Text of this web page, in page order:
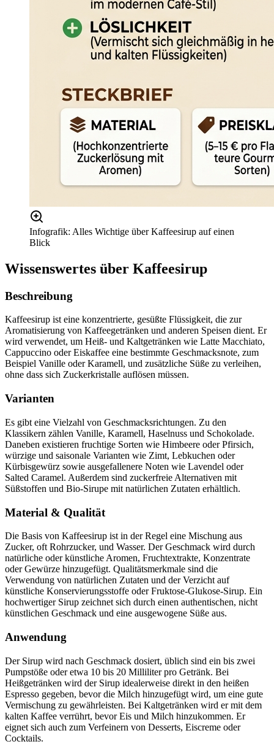
Infografik: Alles Wichtige über Kaffeesirup auf einen
Blick
Wissenswertes über Kaffeesirup
Beschreibung
Kaffeesirup ist eine konzentrierte, gesüßte Flüssigkeit, die zur
Aromatisierung von Kaffeegetränken und anderen Speisen dient. Er
wird verwendet, um Heiß- und Kaltgetränken wie Latte Macchiato,
Cappuccino oder Eiskaffee eine bestimmte Geschmacksnote, zum
Beispiel Vanille oder Karamell, und zusätzliche Süße zu verleihen,
ohne dass sich Zuckerkristalle auflösen müssen.
Varianten
Es gibt eine Vielzahl von Geschmacksrichtungen. Zu den
Klassikern zählen Vanille, Karamell, Haselnuss und Schokolade.
Daneben existieren fruchtige Sorten wie Himbeere oder Pfirsich,
würzige und saisonale Varianten wie Zimt, Lebkuchen oder
Kürbisgewürz sowie ausgefallenere Noten wie Lavendel oder
Salted Caramel. Außerdem sind zuckerfreie Alternativen mit
Süßstoffen und Bio-Sirupe mit natürlichen Zutaten erhältlich.
Material & Qualität
Die Basis von Kaffeesirup ist in der Regel eine Mischung aus
Zucker, oft Rohrzucker, und Wasser. Der Geschmack wird durch
natürliche oder künstliche Aromen, Fruchtextrakte, Konzentrate
oder Gewürze hinzugefügt. Qualitätsmerkmale sind die
Verwendung von natürlichen Zutaten und der Verzicht auf
künstliche Konservierungsstoffe oder Fruktose-Glukose-Sirup. Ein
hochwertiger Sirup zeichnet sich durch einen authentischen, nicht
künstlichen Geschmack und eine ausgewogene Süße aus.
Anwendung
Der Sirup wird nach Geschmack dosiert, üblich sind ein bis zwei
Pumpstöße oder etwa 10 bis 20 Milliliter pro Getränk. Bei
Heißgetränken wird der Sirup idealerweise direkt in den heißen
Espresso gegeben, bevor die Milch hinzugefügt wird, um eine gute
Vermischung zu gewährleisten. Bei Kaltgetränken wird er mit dem
kalten Kaffee verrührt, bevor Eis und Milch hinzukommen. Er
eignet sich auch zum Verfeinern von Desserts, Eiscreme oder
Cocktails.